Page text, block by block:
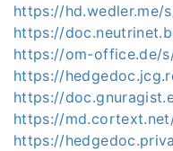
https://hd.wedler.me/
https://
https://om-office.de/
https://
https://
https://
https://